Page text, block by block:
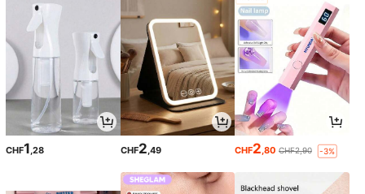
CHF1,28 CHF2,49 CHF2,80 CHF2,90 -3%